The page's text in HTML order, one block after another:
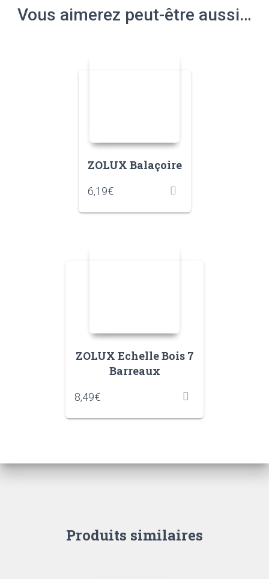
Vous aimerez peut-être aussi…
ZOLUX Balaçoire
6,19€
ZOLUX Echelle Bois 7
Barreaux
8,49€
Produits similaires